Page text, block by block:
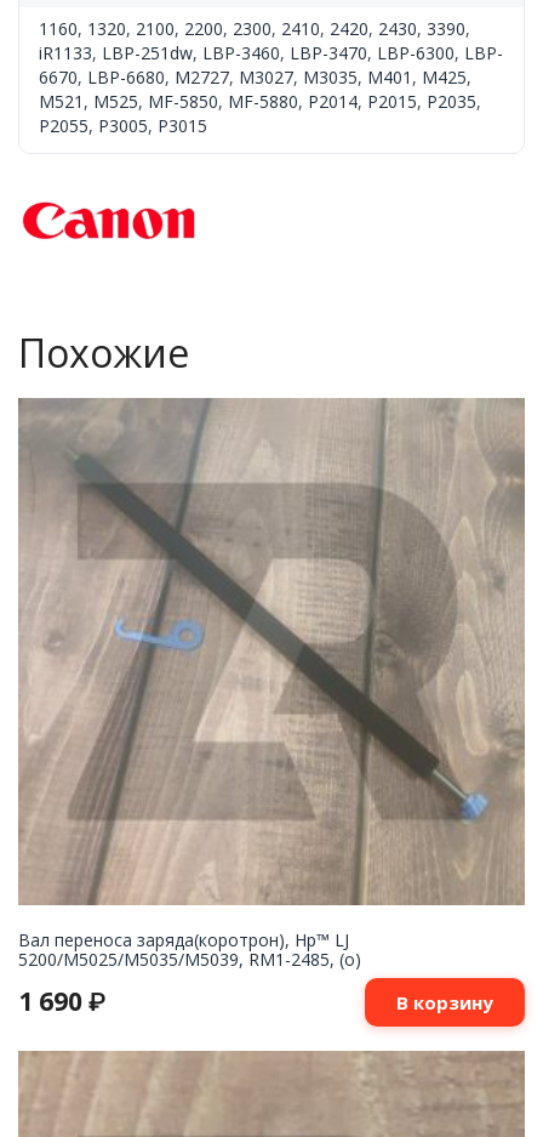
1160, 1320, 2100, 2200, 2300, 2410, 2420, 2430, 3390,
iR1133, LBP-251dw, LBP-3460, LBP-3470, LBP-6300, LBP-
6670, LBP-6680, M2727, M3027, M3035, M401 , M425,
M521 , M525, MF-5850, MF-5880, P2014, P2015, P2035,
P2055, P3005, P3015
Похожие
Вал переноса заряда(коротрон), Hp™ LJ
5200/M5025/M5035/M5039, RM1-2485, (о)
1 690 ₽ В корзину